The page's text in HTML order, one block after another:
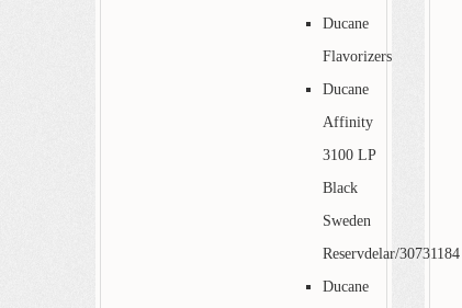
Ducane
Flavorizers
Ducane
Affinity
3100 LP
Black
Sweden
Reservdelar/30731184
Ducane